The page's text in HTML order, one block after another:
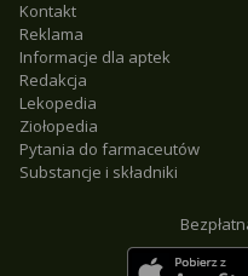
Kontakt
Reklama
Informacje dla aptek
Redakcja
Lekopedia
Ziołopedia
Pytania do farmaceutów
Substancje i składniki